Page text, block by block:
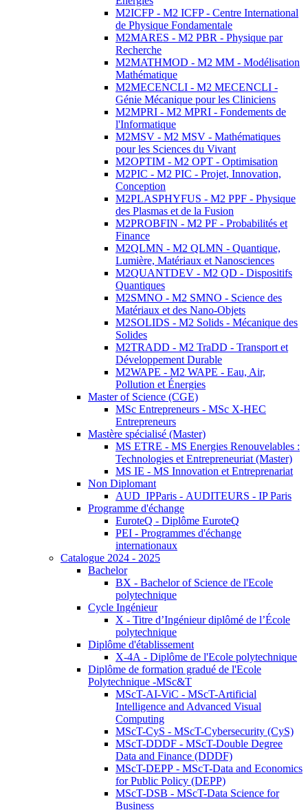
M2ICFP - M2 ICFP - Centre International
de Physique Fondamentale
M2MARES - M2 PBR - Physique par
Recherche
M2MATHMOD - M2 MM - Modélisation
Mathématique
M2MECENCLI - M2 MECENCLI -
Génie Mécanique pour les Cliniciens
M2MPRI - M2 MPRI - Fondements de
l'Informatique
M2MSV - M2 MSV - Mathématiques
pour les Sciences du Vivant
M2OPTIM - M2 OPT - Optimisation
M2PIC - M2 PIC - Projet, Innovation,
Conception
M2PLASPHYFUS - M2 PPF - Physique
des Plasmas et de la Fusion
M2PROBFIN - M2 PF - Probabilités et
Finance
M2QLMN - M2 QLMN - Quantique,
Lumière, Matériaux et Nanosciences
M2QUANTDEV - M2 QD - Dispositifs
Quantiques
M2SMNO - M2 SMNO - Science des
Matériaux et des Nano-Objets
M2SOLIDS - M2 Solids - Mécanique des
Solides
M2TRADD - M2 TraDD - Transport et
Développement Durable
M2WAPE - M2 WAPE - Eau, Air,
Pollution et Énergies
Master of Science (CGE)
MSc Entrepreneurs - MSc X-HEC
Entrepreneurs
Mastère spécialisé (Master)
MS ETRE - MS Energies Renouvelables :
Technologies et Entrepreneuriat (Master)
MS IE - MS Innovation et Entreprenariat
Non Diplomant
AUD_IPParis - AUDITEURS - IP Paris
Programme d'échange
EuroteQ - Diplôme EuroteQ
PEI - Programmes d'échange
internationaux
Catalogue 2024 - 2025
Bachelor
BX - Bachelor of Science de l'Ecole
polytechnique
Cycle Ingénieur
X - Titre d’Ingénieur diplômé de l’École
polytechnique
Diplôme d'établissement
X-4A - Diplôme de l'Ecole polytechnique
Diplôme de formation gradué de l'Ecole
Polytechnique -MSc&T
MScT-AI-ViC - MScT-Artificial
Intelligence and Advanced Visual
Computing
MScT-CyS - MScT-Cybersecurity (CyS)
MScT-DDDF - MScT-Double Degree
Data and Finance (DDDF)
MScT-DEPP - MScT-Data and Economics
for Public Policy (DEPP)
MScT-DSB - MScT-Data Science for
Business